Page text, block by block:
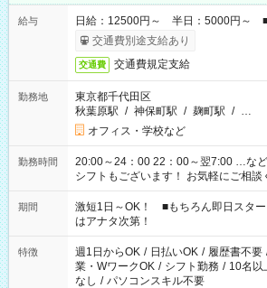
給与
日給：12500円～ 半日：5000円～ ■
交通費別途支給あり
交通費 交通費規定支給
勤務地
東京都千代田区
秋葉原駅 / 神保町駅 / 麹町駅 / …
オフィス・学校など
勤務時間
20:00～24：00 22：00～翌7:00 …など1日4
シフトもございます！ お気軽にご相談
期間
激短1日～OK！ ■もちろん即日スタ
はアナタ次第！
特徴 週1日からOK / 日払いOK / 履歴書不要
業・WワークOK / シフト勤務 / 10名以
なし / パソコンスキル不要